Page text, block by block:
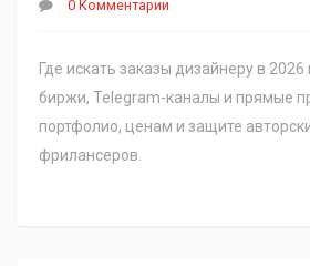
0 Комментарии
Где искать заказы дизайнеру в
биржи, Telegram-каналы и прямые
портфолио, ценам и защите
фрилансеров.